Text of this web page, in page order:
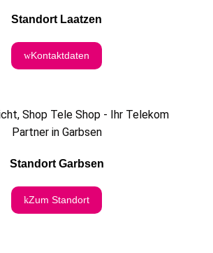
Standort Laatzen
Kontaktdaten
Standort Garbsen
Zum Standort